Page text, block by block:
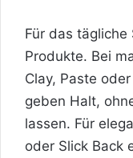
Für das
Produkte. Bei
Clay, Paste
geben Halt,
lassen. Für
oder Slick Back